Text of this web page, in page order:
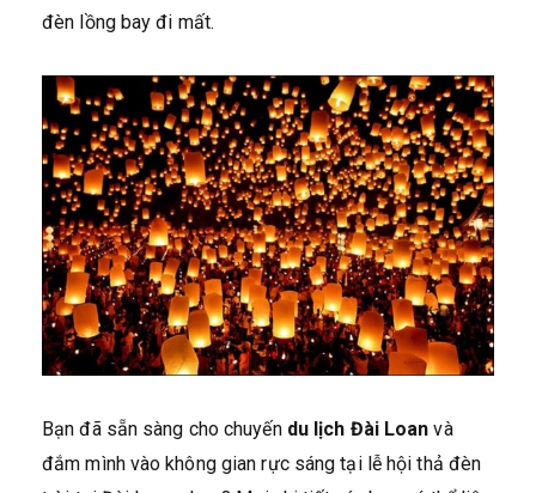
đèn lồng bay đi mất.
Bạn đã sẵn sàng cho chuyếndu lịch Đài Loan và
đắm mình vào không gian rực sáng tại lễ hội thả đèn